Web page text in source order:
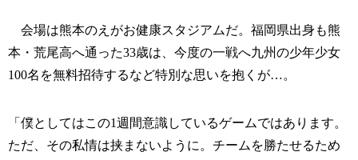
会場は熊本のえがお健康スタジアムだ。福岡県出身も熊
本・荒尾高へ通った33歳は、今度の一戦へ九州の少年少女
100名を無料招待するなど特別な思いを抱くが…。
「僕としてはこの1週間意識しているゲームではあります。
ただ、その私情は挟まないように。チームを勝たせるため